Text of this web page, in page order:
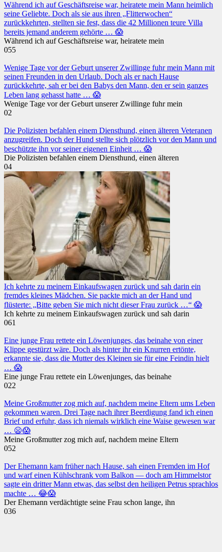
Während ich auf Geschäftsreise war, heiratete mein Mann heimlich
seine Geliebte. Doch als sie aus ihren „Flitterwochen“
zurückkehrten, stellten sie fest, dass die 42 Millionen teure Villa
bereits jemand anderem gehörte … 😱
Während ich auf Geschäftsreise war, heiratete mein
055
Wenige Tage vor der Geburt unserer Zwillinge fuhr mein Mann mit
seinen Freunden in den Urlaub. Doch als er nach Hause
zurückkehrte, sah er bei den Babys den Mann, den er sein ganzes
Leben lang gehasst hatte … 😱
Wenige Tage vor der Geburt unserer Zwillinge fuhr mein
02
Die Polizisten befahlen einem Diensthund, einen älteren Veteranen
anzugreifen. Doch der Hund stellte sich plötzlich vor den Mann und
beschützte ihn vor seiner eigenen Einheit … 😱
Die Polizisten befahlen einem Diensthund, einen älteren
04
Ich kehrte zu meinem Einkaufswagen zurück und sah darin ein
fremdes kleines Mädchen. Sie packte mich an der Hand und
flüsterte: „Bitte geben Sie mich nicht dieser Frau zurück …“ 😱
Ich kehrte zu meinem Einkaufswagen zurück und sah darin
061
Eine junge Frau rettete ein Löwenjunges, das beinahe von einer
Klippe gestürzt wäre. Doch als hinter ihr ein Knurren ertönte,
erkannte sie, dass die Mutter des Kleinen sie für eine Feindin hielt
… 😱
Eine junge Frau rettete ein Löwenjunges, das beinahe
022
Meine Großmutter zog mich auf, nachdem meine Eltern ums Leben
gekommen waren. Drei Tage nach ihrer Beerdigung fand ich einen
Brief und erfuhr, dass ich niemals wirklich eine Waise gewesen war
… 😦😱
Meine Großmutter zog mich auf, nachdem meine Eltern
052
Der Ehemann kam früher nach Hause, sah einen Fremden im Hof
und warf einen Kühlschrank vom Balkon — doch am Himmelstor
sagte ein dritter Mann etwas, das selbst den heiligen Petrus sprachlos
machte … 😂😱
Der Ehemann verdächtigte seine Frau schon lange, ihn
036